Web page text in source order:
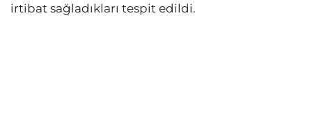
irtibat sağladıkları tespit edildi.